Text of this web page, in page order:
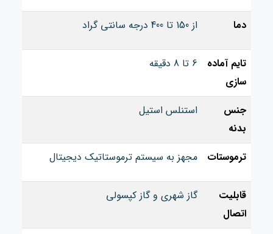
دما از 150 تا 400 درجه سانتی گراد
تایم آماده
سازی
6 تا 8 دقیقه
جنس
بدنه
استنلس استیل
ترموستات مجهز به سیستم ترموستاتیک دیجیتال
قابلیت
اتصال
گاز شهری و گاز کپسولی